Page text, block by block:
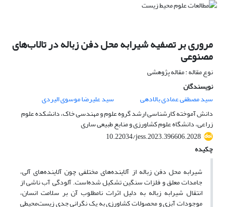
مروری بر تصفیه شیرابه محل دفن زباله در تالاب‌های
مصنوعی
نوع مقاله : مقاله پژوهشی
نویسندگان
سید مصطفی عمادی بالادهی
سید علیرضا موسوی الیردی
دانش آموخته کارشناسی ارشد گروه علوم و مهندسی خاک، دانشکده علوم
زراعی، دانشگاه علوم کشاورزی و منابع طبیعی ساری
10.22034/jess.2023.396606.2028
چکیده
شیرابه محل دفن زباله از آلاینده‌های مختلفی چون آلاینده‌های آلی،
جامدات معلق و فلزات سنگین تشکیل شده‌است. آلودگی آب ناشی از
انتقال شیرابه‌ زباله به دلیل اثرات نامطلوب آن بر سلامت انسان،
موجودات آبزی و ‌محصولات کشاورزی به یک نگرانی جدی زیست‌محیطی